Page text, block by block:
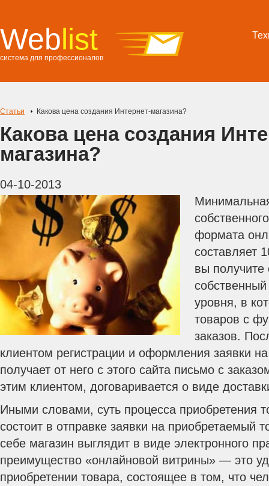
Weblist
система для профессионалов
Статьи Какова цена создания Интернет-магазина?
Какова цена создания
магазина?
04-10-2013
формата
составляет
вы
уровня, в
товаров с
заказов.
клиентом регистрации и оформления заявки
получает от него с этого сайта письмо с
этим клиентом, договаривается о виде
Иными словами, суть процесса приобретения
состоит в отправке заявки на приобретаемый
себе магазин выглядит в виде электронного
преимущество «онлайновой витрины» — это
приобретении товара, состоящее в том, что